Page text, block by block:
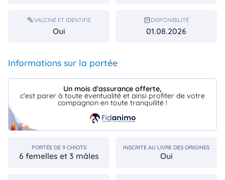
VACCINÉ ET IDENTIFIÉ
Oui
DISPONIBILITÉ
01.08.2026
Informations sur la portée
PORTÉE DE 9 CHIOTS
6 femelles et 3 mâles
INSCRITE AU LIVRE DES ORIGINES
Oui
Un mois d'assurance offerte,
c'est parer à toute éventualité et ainsi profiter de votre
compagnon en toute tranquilité !